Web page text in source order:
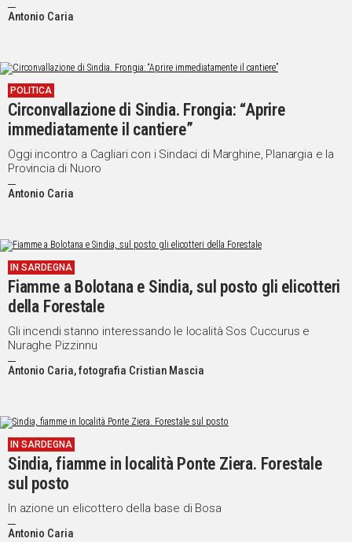
Antonio Caria
POLITICA
Circonvallazione di Sindia. Frongia: “Aprire
immediatamente il cantiere”
Oggi incontro a Cagliari con i Sindaci di Marghine, Planargia e la
Provincia di Nuoro
Antonio Caria
IN SARDEGNA
Fiamme a Bolotana e Sindia, sul posto gli elicotteri
della Forestale
Gli incendi stanno interessando le località Sos Cuccurus e
Nuraghe Pizzinnu
Antonio Caria, fotografia Cristian Mascia
IN SARDEGNA
Sindia, fiamme in località Ponte Ziera. Forestale
sul posto
In azione un elicottero della base di Bosa
Antonio Caria